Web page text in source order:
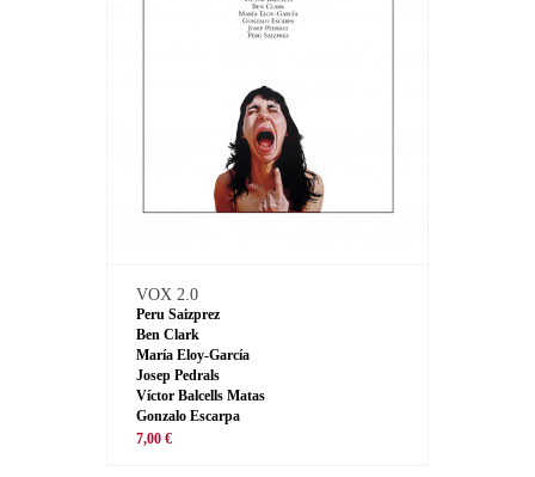
VOX 2.0
Peru Saizprez
Ben Clark
María Eloy-García
Josep Pedrals
Víctor Balcells Matas
Gonzalo Escarpa
7,00 €